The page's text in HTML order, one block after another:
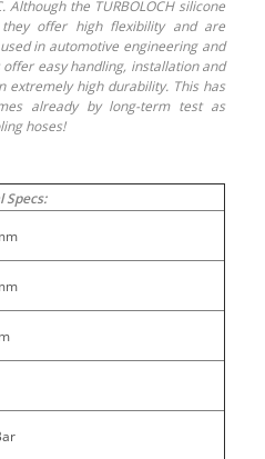
the TURBOLOCH silicone
offer high flexibility and are
in automotive engineering and
easy handling, installation and
extremely high durability. This has
already by long-term test as
hoses!
Specs: